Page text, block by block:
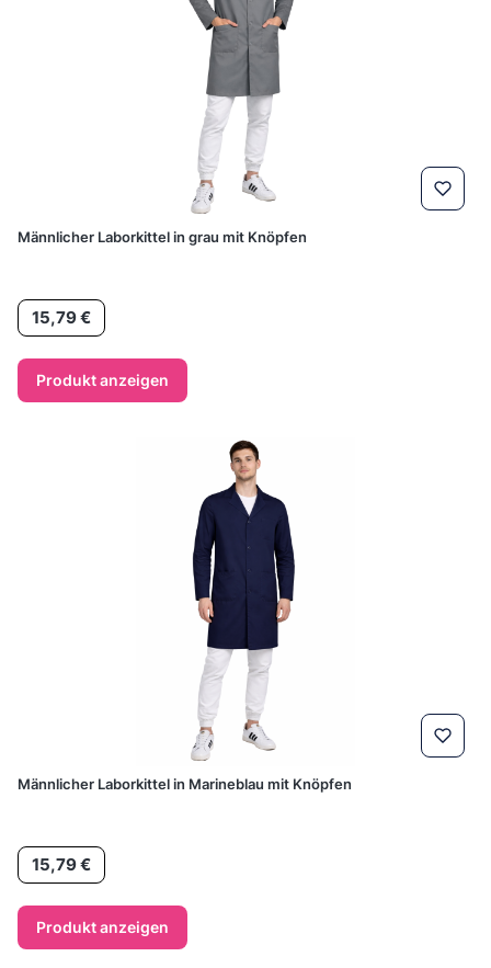
Männlicher Laborkittel in grau mit Knöpfen
Preis
15,79 €
Produkt anzeigen
Männlicher Laborkittel in Marineblau mit Knöpfen
Preis
15,79 €
Produkt anzeigen